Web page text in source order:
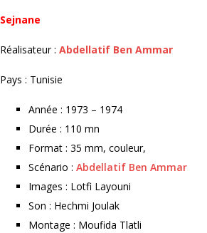
Sejnane
Réalisateur : Abdellatif Ben Ammar
Pays : Tunisie
Année : 1973 – 1974
Durée : 110 mn
Format : 35 mm, couleur,
Scénario : Abdellatif Ben Ammar
Images : Lotfi Layouni
Son : Hechmi Joulak
Montage : Moufida Tlatli